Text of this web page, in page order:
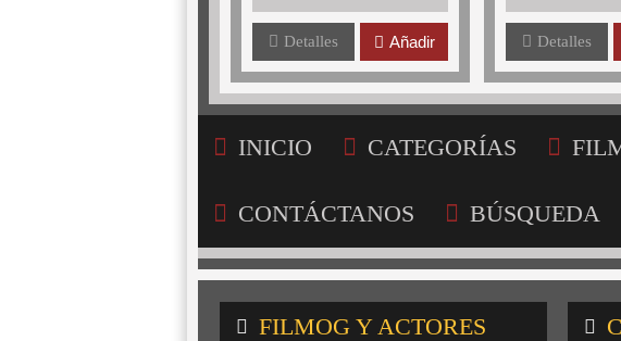
Detalles Añadir Detalles
INICIO CATEGORÍAS
CONTÁCTANOS BÚSQUEDA
FILMOG Y ACTORES